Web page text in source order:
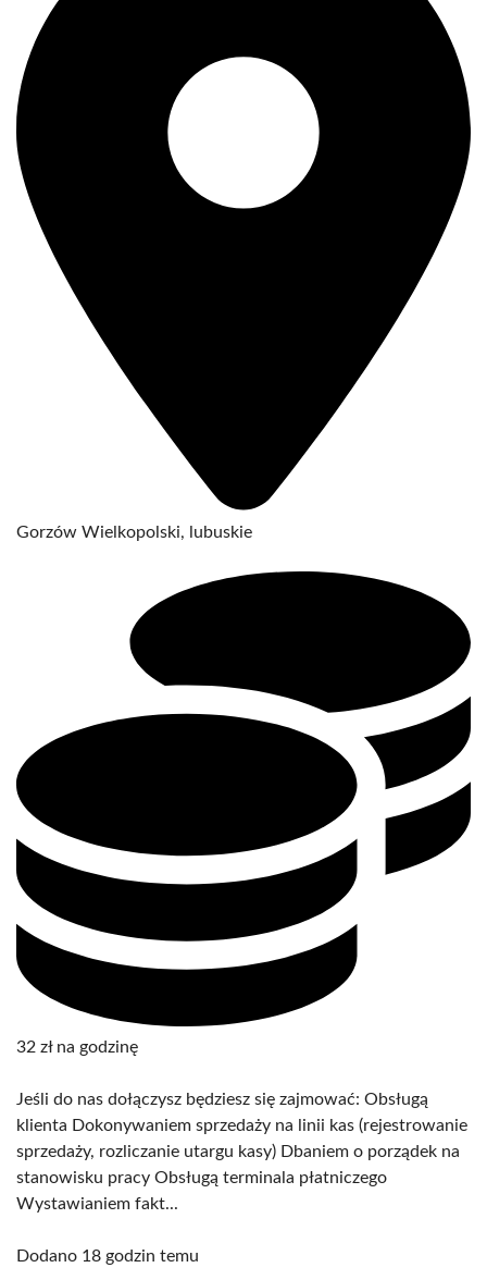
Gorzów Wielkopolski, lubuskie
32 zł na godzinę
Jeśli do nas dołączysz będziesz się zajmować: Obsługą
klienta Dokonywaniem sprzedaży na linii kas (rejestrowanie
sprzedaży, rozliczanie utargu kasy) Dbaniem o porządek na
stanowisku pracy Obsługą terminala płatniczego
Wystawianiem fakt...
Dodano 18 godzin temu